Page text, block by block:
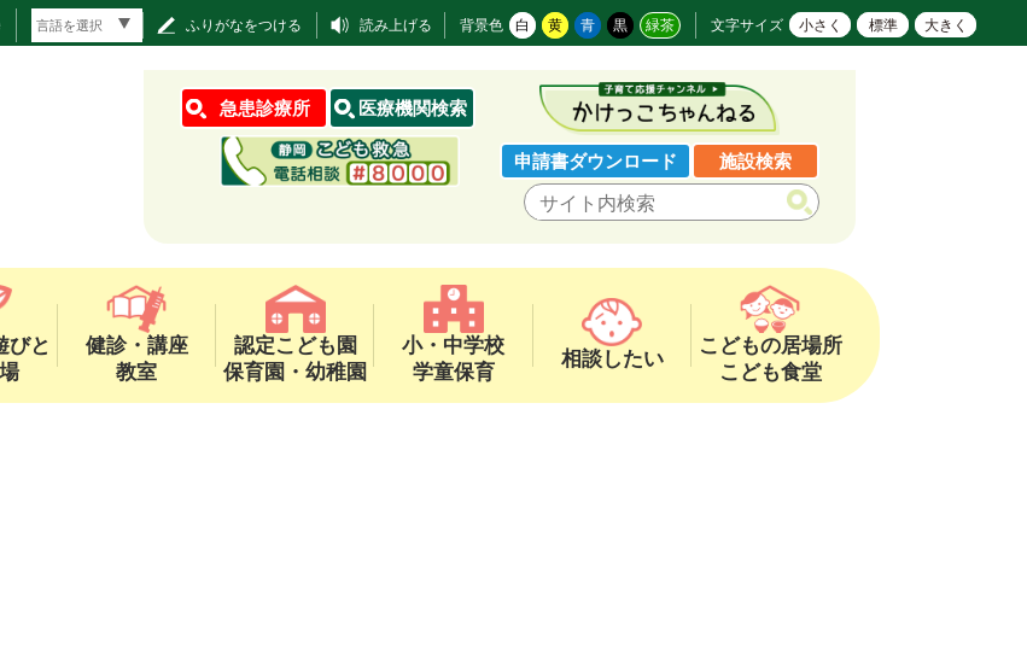
ふりがなをつける 読み上げる 背景色 白 黄 青 黒 緑茶 文字サイズ 小さく 標準 大きく
急患診療所 医療機関検索
申請書ダウンロード 施設検索
びと
健診・講座
教室
認定こども園
保育園・幼稚園
小・中学校
学童保育
相談したい
こどもの居場所
こども食堂